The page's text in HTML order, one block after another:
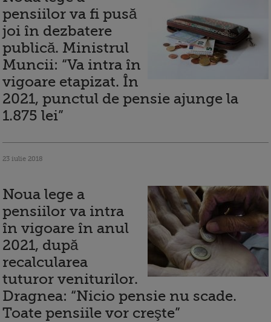
pensiilor va fi pusă
joi în dezbatere
publică. Ministrul
Muncii: “Va intra în
vigoare etapizat. În
2021, punctul de pensie ajunge la
1.875 lei”
23 iulie 2018
Noua lege a
pensiilor va intra
în vigoare în anul
2021, după
recalcularea
tuturor veniturilor.
Dragnea: “Nicio pensie nu scade.
Toate pensiile vor creşte”